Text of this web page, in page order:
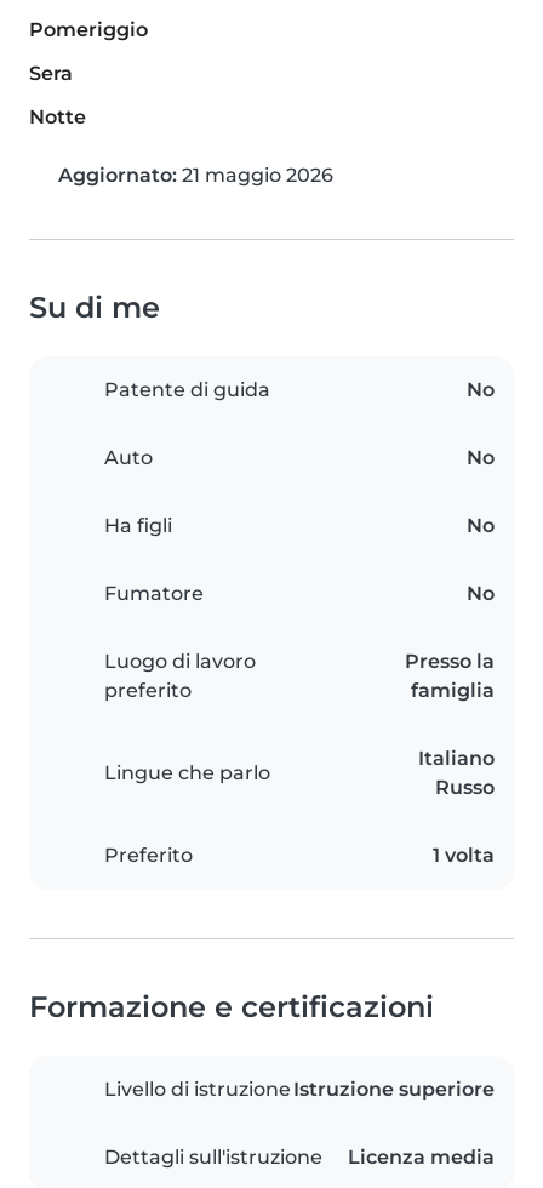
Pomeriggio
Sera
Notte
Aggiornato: 21 maggio 2026
Su di me
Patente di guida No
Auto No
Ha figli No
Fumatore No
Luogo di lavoro
preferito
Presso la
famiglia
Lingue che parlo
Italiano
Russo
Preferito 1 volta
Formazione e certificazioni
Livello di istruzione Istruzione superiore
Dettagli sull'istruzione Licenza media